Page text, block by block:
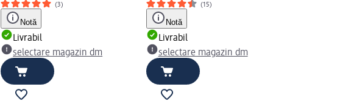
(3)
Notă
Livrabil
selectare magazin dm
(15)
Notă
Livrabil
selectare magazin dm